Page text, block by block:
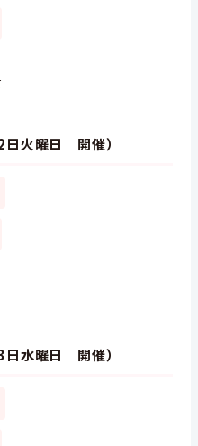
日火曜日 開催）
日水曜日 開催）